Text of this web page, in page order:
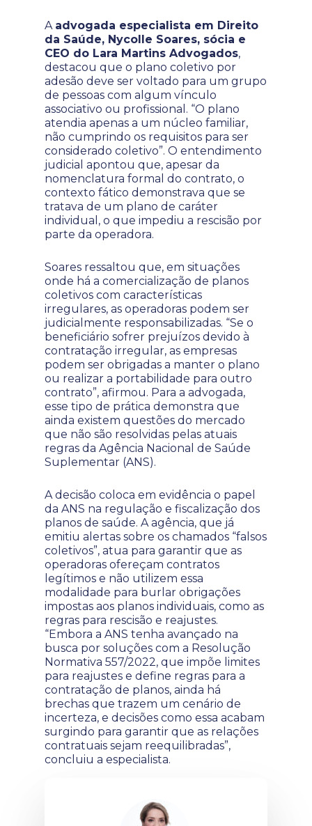
A advogada especialista em Direito
da Saúde, Nycolle Soares, sócia e
CEO do Lara Martins Advogados,
destacou que o plano coletivo por
adesão deve ser voltado para um grupo
de pessoas com algum vínculo
associativo ou profissional. “O plano
atendia apenas a um núcleo familiar,
não cumprindo os requisitos para ser
considerado coletivo”. O entendimento
judicial apontou que, apesar da
nomenclatura formal do contrato, o
contexto fático demonstrava que se
tratava de um plano de caráter
individual, o que impediu a rescisão por
parte da operadora.
Soares ressaltou que, em situações
onde há a comercialização de planos
coletivos com características
irregulares, as operadoras podem ser
judicialmente responsabilizadas. “Se o
beneficiário sofrer prejuízos devido à
contratação irregular, as empresas
podem ser obrigadas a manter o plano
ou realizar a portabilidade para outro
contrato”, afirmou. Para a advogada,
esse tipo de prática demonstra que
ainda existem questões do mercado
que não são resolvidas pelas atuais
regras da Agência Nacional de Saúde
Suplementar (ANS).
A decisão coloca em evidência o papel
da ANS na regulação e fiscalização dos
planos de saúde. A agência, que já
emitiu alertas sobre os chamados “falsos
coletivos”, atua para garantir que as
operadoras ofereçam contratos
legítimos e não utilizem essa
modalidade para burlar obrigações
impostas aos planos individuais, como as
regras para rescisão e reajustes.
“Embora a ANS tenha avançado na
busca por soluções com a Resolução
Normativa 557/2022, que impõe limites
para reajustes e define regras para a
contratação de planos, ainda há
brechas que trazem um cenário de
incerteza, e decisões como essa acabam
surgindo para garantir que as relações
contratuais sejam reequilibradas”,
concluiu a especialista.